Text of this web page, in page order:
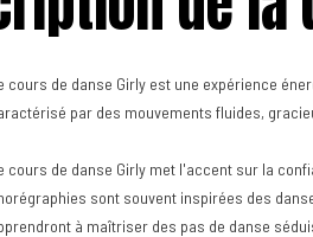
cours de danse Girly est une expérience
par des mouvements fluides,
cours de danse Girly met l'accent sur la
sont souvent inspirées des
à maîtriser des pas de danse